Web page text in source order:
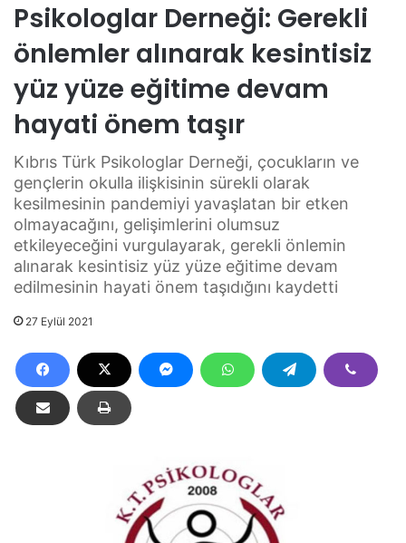
Psikologlar Derneği: Gerekli
önlemler alınarak kesintisiz
yüz yüze eğitime devam
hayati önem taşır
Kıbrıs Türk Psikologlar Derneği, çocukların ve
gençlerin okulla ilişkisinin sürekli olarak
kesilmesinin pandemiyi yavaşlatan bir etken
olmayacağını, gelişimlerini olumsuz
etkileyeceğini vurgulayarak, gerekli önlemin
alınarak kesintisiz yüz yüze eğitime devam
edilmesinin hayati önem taşıdığını kaydetti
27 Eylül 2021